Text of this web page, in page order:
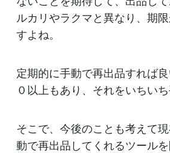
ルカリやラクマと異なり、期
すよね。
定期的に手動で再出品すれば
０以上もあり、それをいちい
そこで、今後のことも考えて
動で再出品してくれるツール